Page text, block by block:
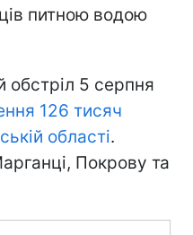
питною водою
обстріл 5 серпня
126 тисяч
області.
Покрову та